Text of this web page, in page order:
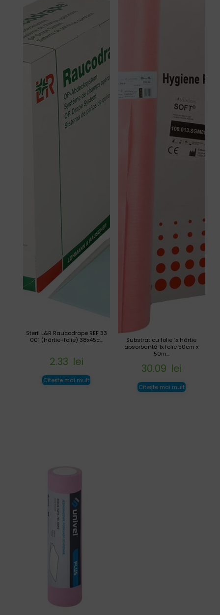
Substrat cu folie 1x hârtie
absorbantă 1x folie 50cm x
50m...
30.09 lei
Citește mai mult
Steril L&R Raucodrape REF 33
001 (hârtie+folie) 38x45c...
2.33 lei
Citește mai mult